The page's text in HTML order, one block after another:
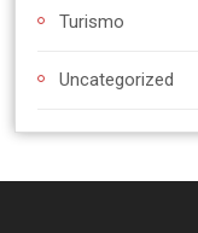
Turismo
Uncategorized